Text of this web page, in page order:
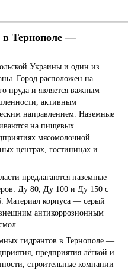
в Тернополе —
Украины и один из
Город расположен на
пруда и является важным
активным
направлением. Наземные
на пищевых
мясомолочной
центрах, гостиницах и
предлагаются наземные
Ду 80, Ду 100 и Ду 150 с
Материал корпуса — серый
антикоррозионным
гидрантов в Тернополе —
предприятия лёгкой и
строительные компании